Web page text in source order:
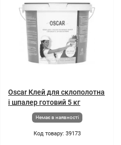
Oscar Клей для склополотна
і шпалер готовий 5 кг
Немає в наявності
Код товару: 39173